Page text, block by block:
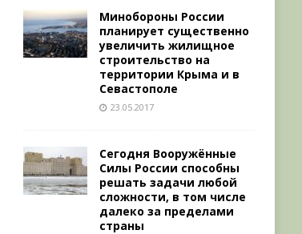
Минобороны России
планирует существенно
увеличить жилищное
строительство на
территории Крыма и в
Севастополе
23.05.2017
Сегодня Вооружённые
Силы России способны
решать задачи любой
сложности, в том числе
далеко за пределами
страны